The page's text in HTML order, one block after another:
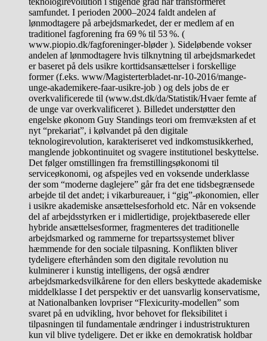
samfundet. I perioden 2000–2024 faldt andelen af
lønmodtagere på arbejdsmarkedet, der er medlem af en
traditionel fagforening fra 69 % til 53 %. (
www.piopio.dk/fagforeninger-bløder ). Sideløbende vokser
andelen af lønmodtagere hvis tilknytning til arbejdsmarkedet
er baseret på dels usikre korttidsansættelser i forskellige
former (f.eks. www/Magisterterbladet-nr-10-2016/mange-
unge-akademikere-faar-usikre-job ) og dels jobs de er
overkvalificerede til (www.dst.dk/da/Statistik/Hvaer femte af
de unge var overkvalificeret ). Billedet understøtter den
engelske økonom Guy Standings teori om fremvæksten af et
nyt “prekariat”, i kølvandet på den digitale
teknologirevolution, karakteriseret ved indkomstusikkerhed,
manglende jobkontinuitet og svagere institutionel beskyttelse.
Det følger omstillingen fra fremstillingsøkonomi til
serviceøkonomi, og afspejles ved en voksende underklasse
der som “moderne daglejere” går fra det ene tidsbegrænsede
arbejde til det andet; i vikarbureauer, i “gig”-økonomien, eller
i usikre akademiske ansættelsesforhold etc. Når en voksende
del af arbejdsstyrken er i midlertidige, projektbaserede eller
hybride ansættelsesformer, fragmenteres det traditionelle
arbejdsmarked og rammerne for trepartssystemet bliver
hæmmende for den sociale tilpasning. Konflikten bliver
tydeligere efterhånden som den digitale revolution nu
kulminerer i kunstig intelligens, der også ændrer
arbejdsmarkedsvilkårene for den ellers beskyttede akademiske
middelklasse I det perspektiv er det uansvarlig konservatisme,
at Nationalbanken lovpriser “Flexicurity-modellen” som
svaret på en udvikling, hvor behovet for fleksibilitet i
tilpasningen til fundamentale ændringer i industristrukturen
kun vil blive tydeligere. Det er ikke en demokratisk holdbar